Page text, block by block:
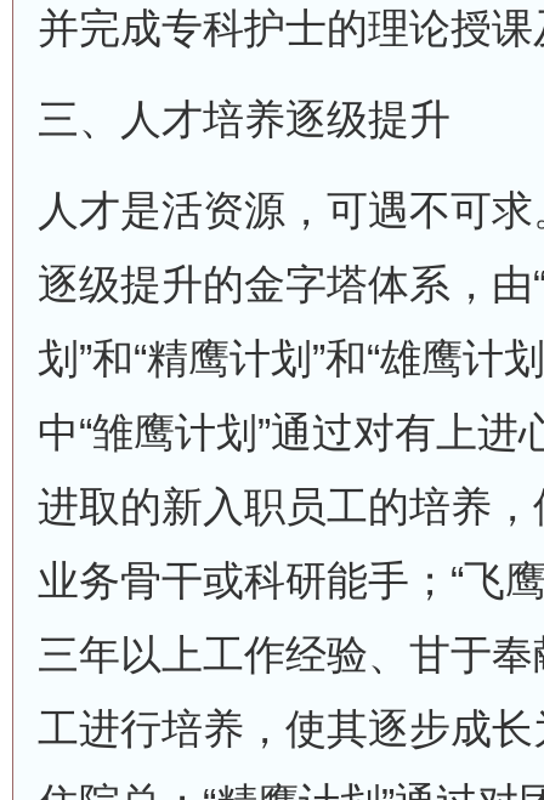
并完成专科护士的理论授
三、人才培养逐级提升
人才是活资源，可遇不可
逐级提升的金字塔体系，由
划”和“精鹰计划”和“雄鹰计
中“雏鹰计划”通过对有上
进取的新入职员工的培养
业务骨干或科研能手；“飞
三年以上工作经验、甘于
工进行培养，使其逐步成